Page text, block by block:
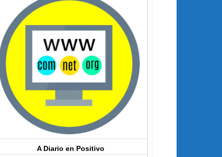
A Diario en Positivo